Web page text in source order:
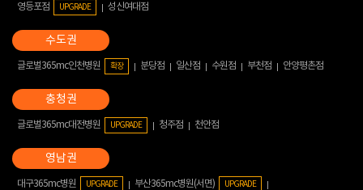
영등포점
UPGRADE 성신여대점
글로벌365mc인천병원 확장 분당점 일산점 수원점 부천점 안양평촌점
글로벌365mc대전병원 UPGRADE 청주점 천안점
대구365mc병원 UPGRADE 부산365mc병원(서면) UPGRADE